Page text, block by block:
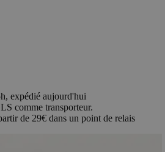
expédié aujourd'hui
comme transporteur.
de 29€ dans un point de relais